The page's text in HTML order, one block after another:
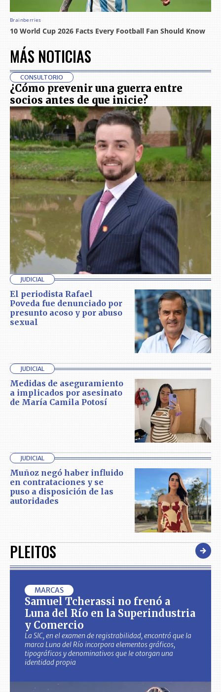
MÁS NOTICIAS
CONSULTORIO
¿Cómo prevenir una guerra entre
socios antes de que inicie?
JUDICIAL
El periodista Rafael
Poveda fue denunciado por
presunto acoso y por abuso
sexual
JUDICIAL
Medidas de aseguramiento
a implicados por asesinato
de María Camila Potosí
JUDICIAL
Muñoz negó haber influido
en contrataciones y se
puso a disposición de las
autoridades
PLEITOS
MARCAS
Samuel Tcherassi no frenó a
Luna del Río en la Superindustria
y Comercio
La SIC, en el examen de registrabilidad, encontró que la
marca Luna del Río incorpora elementos gráficos,
tipográficos y denominativos que le otorgan una
identidad propia